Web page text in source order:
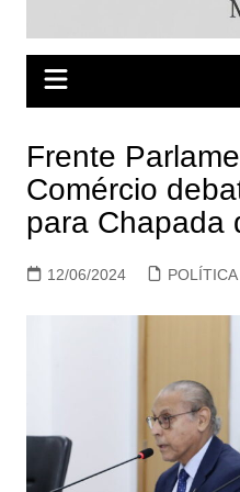
Frente
Comércio
para Chapada
12/06/2024